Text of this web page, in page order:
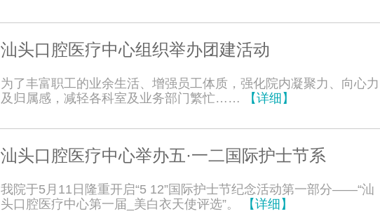
汕头口腔医疗中心组织举办团建活动
为了丰富职工的业余生活、增强员工体质，强化院内凝聚力、向心力
及归属感，减轻各科室及业务部门繁忙……
【详细】
汕头口腔医疗中心举办五·一二国际护士节系
我院于5月11日隆重开启“5 12”国际护士节纪念活动第一部分——“汕
头口腔医疗中心第一届_美白衣天使评选”。
【详细】